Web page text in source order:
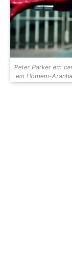
Peter Parker em
em Homem-